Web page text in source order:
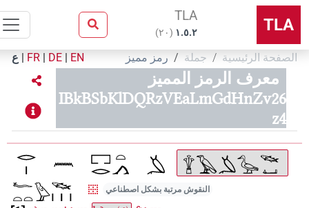
TLA
(٢٠ )
الرئيسية جملة رمز مميز |
DE
|
FR
| ع
معرف الرمز المميز
IBkBSbKlDQRzVEaLmGdHnZv26
النقوش مرتبة بشكل اصطناعي